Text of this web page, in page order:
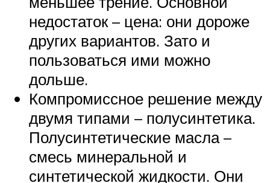
недостаток – цена: они дороже
других вариантов. Зато и
пользоваться ими можно
дольше.
Компромиссное решение между
двумя типами – полусинтетика.
Полусинтетические масла –
смесь минеральной и
синтетической жидкости. Они